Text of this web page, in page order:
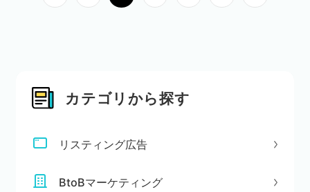
カテゴリから探す
リスティング広告
BtoBマーケティング